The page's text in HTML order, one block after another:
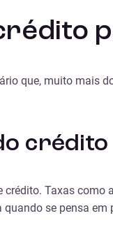
que, muito
crédito
Taxas
se pensa em